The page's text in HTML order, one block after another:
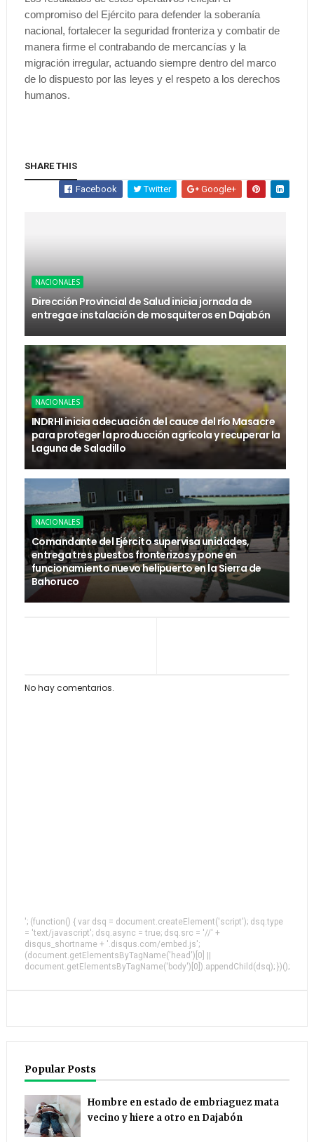
compromiso del Ejército para defender la soberanía
nacional, fortalecer la seguridad fronteriza y combatir de
manera firme el contrabando de mercancías y la
migración irregular, actuando siempre dentro del marco
de lo dispuesto por las leyes y el respeto a los derechos
humanos.
SHARE THIS
Facebook Twitter Google+
NACIONALES
Dirección Provincial de Salud inicia jornada de
entrega e instalación de mosquiteros en Dajabón
NACIONALES
INDRHI inicia adecuación del cauce del río Masacre
para proteger la producción agrícola y recuperar la
Laguna de Saladillo
NACIONALES
Comandante del Ejército supervisa unidades,
entrega tres puestos fronterizos y pone en
funcionamiento nuevo helipuerto en la Sierra de
Bahoruco
No hay comentarios.
'; (function() { var dsq = document.createElement('script'); dsq.type
= 'text/javascript'; dsq.async = true; dsq.src = '//' +
disqus_shortname + '.disqus.com/embed.js';
(document.getElementsByTagName('head')[0] ||
document.getElementsByTagName('body')[0]).appendChild(dsq); })();
Popular Posts
Hombre en estado de embriaguez mata
vecino y hiere a otro en Dajabón